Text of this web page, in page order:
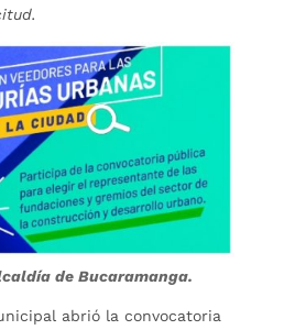
de Bucaramanga.
abrió la convocatoria